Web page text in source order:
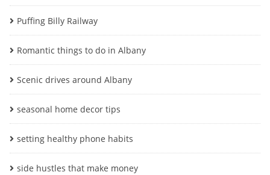
Puffing Billy Railway
Romantic things to do in Albany
Scenic drives around Albany
seasonal home decor tips
setting healthy phone habits
side hustles that make money